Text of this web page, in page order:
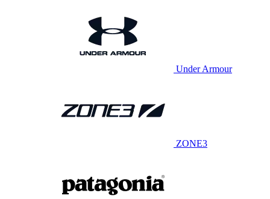
Under Armour
ZONE3